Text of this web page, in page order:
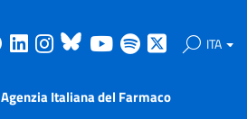
Facebook
Linkedin
Instagram
Bluesky
Youtube
Spotify ITA
Agenzia Italiana del Farmaco